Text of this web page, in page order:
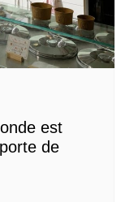
est
de